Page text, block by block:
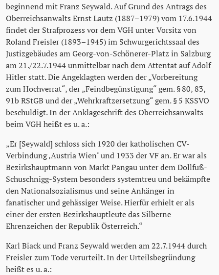
beginnend mit Franz Seywald. Auf Grund des Antrags des
Oberreichsanwalts Ernst Lautz (1887–1979) vom 17.6.1944
findet der Strafprozess vor dem VGH unter Vorsitz von
Roland Freisler (1893–1945) im Schwurgerichtssaal des
Justizgebäudes am Georg-von-Schönerer-Platz in Salzburg
am 21./22.7.1944 unmittelbar nach dem Attentat auf Adolf
Hitler statt. Die Angeklagten werden der „Vorbereitung
zum Hochverrat“, der „Feindbegünstigung“ gem. § 80, 83,
91b RStGB und der „Wehrkraftzersetzung“ gem. § 5 KSSVO
beschuldigt. In der Anklageschrift des Oberreichsanwalts
beim VGH heißt es u. a.:
„Er [Seywald] schloss sich 1920 der katholischen CV-
Verbindung ‚Austria Wien‘ und 1933 der VF an. Er war als
Bezirkshauptmann von Markt Pangau unter dem Dollfuß-
Schuschnigg-System besonders systemtreu und bekämpfte
den Nationalsozialismus und seine Anhänger in
fanatischer und gehässiger Weise. Hierfür erhielt er als
einer der ersten Bezirkshauptleute das Silberne
Ehrenzeichen der Republik Österreich.“
Karl Biack und Franz Seywald werden am 22.7.1944 durch
Freisler zum Tode verurteilt. In der Urteilsbegründung
heißt es u. a.: